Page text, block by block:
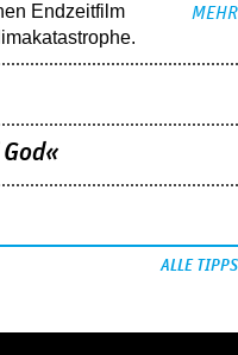
Endzeitfilm
MEHR
ALLE TIPPS